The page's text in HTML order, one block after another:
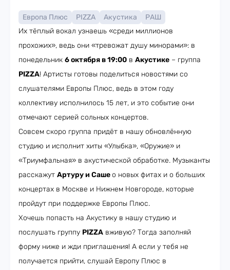
Европа Плюс PIZZA Акустика
РАШ
Их тёплый вокал узнаешь «среди миллионов
прохожих», ведь они «тревожат душу минорами»: в
понедельник 6 октября в 19:00 в Акустике – группа
PIZZA! Артисты готовы поделиться новостями со
слушателями Европы Плюс, ведь в этом году
коллективу исполнилось 15 лет, и это событие они
отмечают серией сольных концертов.
Совсем скоро группа придёт в нашу обновлённую
студию и исполнит хиты «Улыбка», «Оружие» и
«Триумфальная» в акустической обработке. Музыканты
расскажут Артуру и Сашео новых фитах и о больших
концертах в Москве и Нижнем Новгороде, которые
пройдут при поддержке Европы Плюс.
Хочешь попасть на Акустику в нашу студию и
послушать группу PIZZA вживую? Тогда заполняй
форму ниже и жди приглашения! А если у тебя не
получается прийти, слушай Европу Плюс в